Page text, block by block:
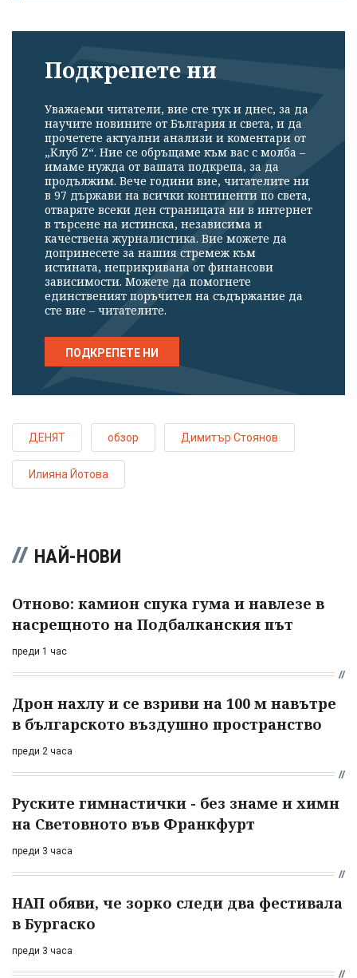
Подкрепете ни
Уважаеми читатели, вие сте тук и днес, за да
научите новините от България и света, и да
прочетете актуални анализи и коментари от
„Клуб Z“. Ние се обръщаме към вас с молба –
имаме нужда от вашата подкрепа, за да
продължим. Вече години вие, читателите ни
в 97 държави на всички континенти по света,
отваряте всеки ден страницата ни в интернет
в търсене на истинска, независима и
качествена журналистика. Вие можете да
допринесете за нашия стремеж към
истината, неприкривана от финансови
зависимости. Можете да помогнете
единственият поръчител на съдържание да
сте вие – читателите.
ПОДКРЕПЕТЕ НИ
ДЕНЯТ обзор Димитър Стоянов
Илияна Йотова
НАЙ-НОВИ
Отново: камион спука гума и навлезе в
насрещното на Подбалканския път
преди 1 час
Дрон нахлу и се взриви на 100 м навътре
в българското въздушно пространство
преди 2 часа
Руските гимнастички - без знаме и химн
на Световното във Франкфурт
преди 3 часа
НАП обяви, че зорко следи два фестивала
в Бургаско
преди 3 часа